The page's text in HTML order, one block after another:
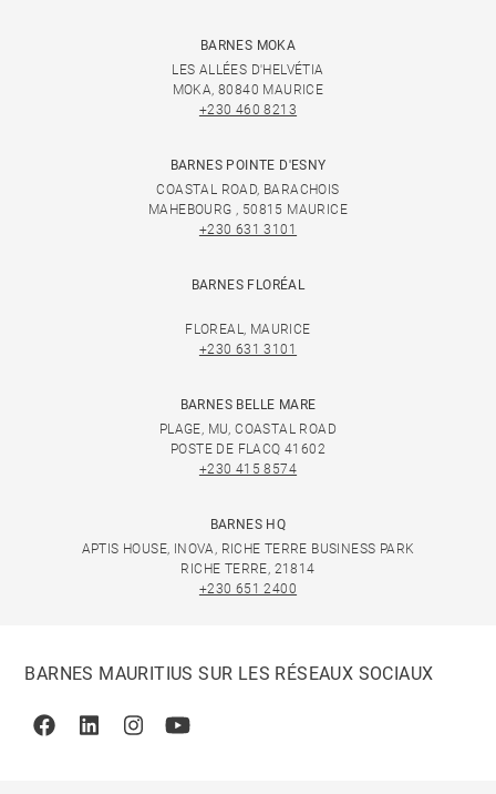
BARNES MOKA
LES ALLÉES D'HELVÉTIA
MOKA, 80840 MAURICE
+230 460 8213
BARNES POINTE D'ESNY
COASTAL ROAD, BARACHOIS
MAHEBOURG , 50815 MAURICE
+230 631 3101
BARNES FLORÉAL
FLOREAL, MAURICE
+230 631 3101
BARNES BELLE MARE
PLAGE, MU, COASTAL ROAD
POSTE DE FLACQ 41602
+230 415 8574
BARNES HQ
APTIS HOUSE, INOVA, RICHE TERRE BUSINESS PARK
RICHE TERRE, 21814
+230 651 2400
BARNES MAURITIUS SUR LES RÉSEAUX SOCIAUX
FacebookLinkedinInstagramYoutube